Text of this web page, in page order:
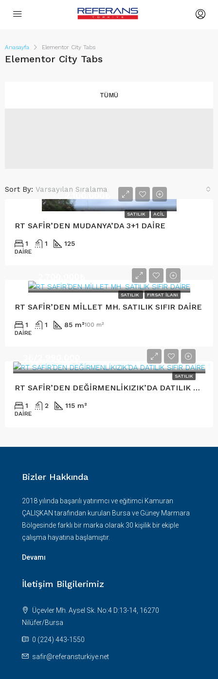
Anasayfa Elementor City Tabs
Elementor City Tabs
TÜMÜ
Sort By: Varsayılan Sıralama
SATILIK ACIL
TL
RT SAFİR’DEN MUDANYA’DA 3+1 DAİRE
1 1 125
DAIRE
SATILIK FIRSAT İLANI
RT SAFİR’DEN MİLLET MH. SATILIK SIFIR DAİRE
1 1 85 m²100 m²
DAIRE
SATILIK
RT SAFİR’DEN DEĞİRMENLİKIZIK’DA DATILIK SIFIR DAİRE
1 2 115 m²
DAIRE
Bizler Hakkında
2018 yılında başarılı yatırımcı ve eğitimci Kamuran
ÇALIŞKAN tarafından kurulan Bursa ve Güney Marmara
Bölgesinde farklı bir marka olarak 30 kişilik bir ekiple
çalışma hayatına başlamıştır.
Devamı
İletişim Bilgilerimiz
Üçevler Mh. Aysel Sk. No:4 D:13-14, 16270
Nilüfer/Bursa
0 (224) 443-1550
safir@referansturkiye.net